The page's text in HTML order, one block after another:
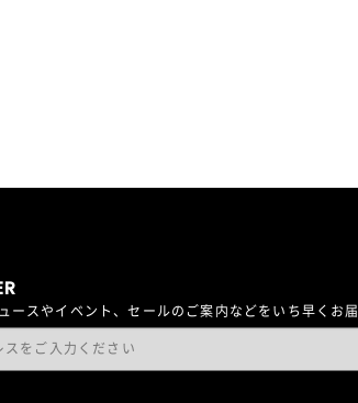
ースやイベント、セールのご案内などをいち早くお